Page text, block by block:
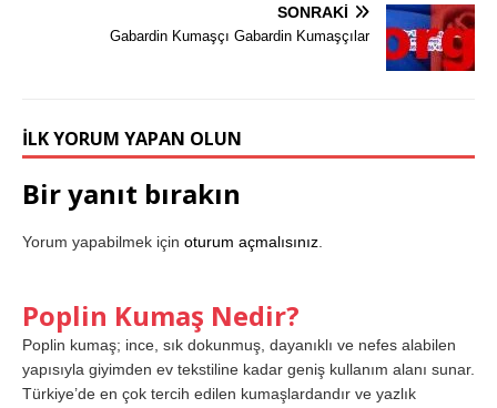
SONRAKI
Gabardin Kumaşçı Gabardin Kumaşçılar
İLK YORUM YAPAN OLUN
Bir yanıt bırakın
Yorum yapabilmek için oturum açmalısınız
Poplin Kumaş Nedir?
Poplin kumaş; ince, sık dokunmuş, dayanıklı ve nefes alabilen
yapısıyla giyimden ev tekstiline kadar geniş kullanım alanı sunar.
Türkiye’de en çok tercih edilen kumaşlardandır ve yazlık